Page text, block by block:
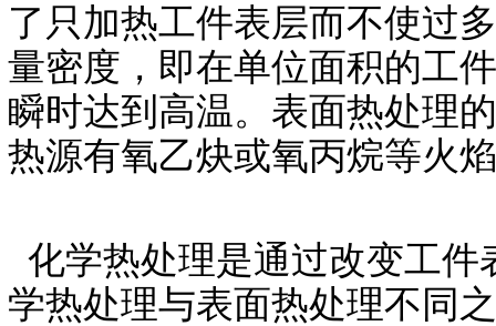
了只加热工件表层而不使过
量密度，即在单位面积的工
瞬时达到高温。表面热处理
热源有氧乙炔或氧丙烷等火
化学热处理是通过改变工
学热处理与表面热处理不同